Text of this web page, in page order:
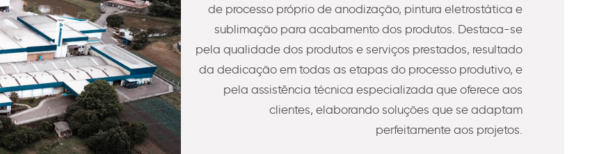
de processo próprio de anodização, pintura eletrostática e
sublimação para acabamento dos produtos. Destaca-se
pela qualidade dos produtos e serviços prestados, resultado
da dedicação em todas as etapas do processo produtivo, e
pela assistência técnica especializada que oferece aos
clientes, elaborando soluções que se adaptam
perfeitamente aos projetos.